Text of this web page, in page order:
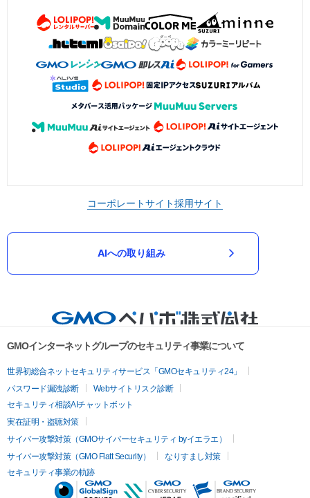
コーポレートサイト採用サイト
AIへの取り組み
GMOインターネットグループのセキュリティ事業について
世界初総合ネットセキュリティサービス「GMOセキュリティ24」
パスワード漏洩診断
Webサイトリスク診断
セキュリティ相談AIチャットボット
実在証明・盗聴対策
サイバー攻撃対策（GMOサイバーセキュリティ byイエラエ）
サイバー攻撃対策（GMO Flatt Security）
なりすまし対策
セキュリティ事業の軌跡